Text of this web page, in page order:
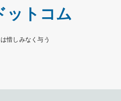
ットコム
惜しみなく与う